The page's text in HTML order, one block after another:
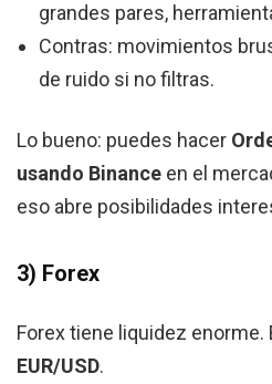
grandes pares,
Contras: movimientos
de ruido si no filtras.
Lo bueno: puedes hacer
usando Binance en el
eso abre posibilidades
3) Forex
Forex tiene liquidez enorme.
EUR/USD.